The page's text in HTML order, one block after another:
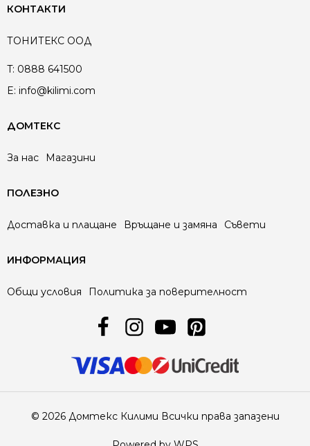
КОНТАКТИ
ТОНИТЕКС ООД
T: 0888 641500
E: info@kilimi.com
ДОМТЕКС
За нас Магазини
ПОЛЕЗНО
Доставка и плащане Връщане и замяна Съвети
ИНФОРМАЦИЯ
Общи условия Политика за поверителност
© 2026 Домтекс Килими Всички права запазени